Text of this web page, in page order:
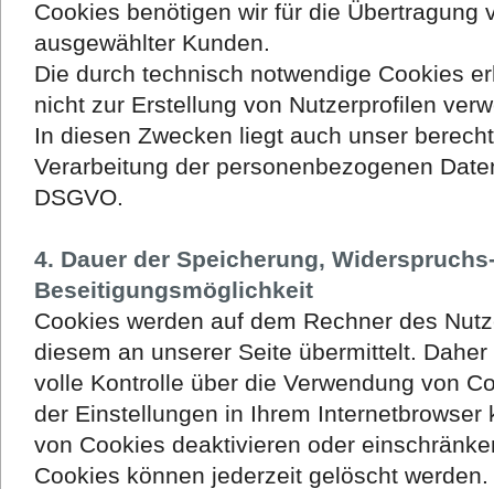
Cookies benötigen wir für die Übertragung
ausgewählter Kunden.
Die durch technisch notwendige Cookies
nicht zur Erstellung von Nutzerprofilen
In diesen Zwecken liegt auch unser
Verarbeitung der personenbezogenen
DSGVO.
4. Dauer der Speicherung,
Beseitigungsmöglichkeit
Cookies werden auf dem Rechner des
diesem an unserer Seite übermittelt.
volle Kontrolle über die Verwendung von
der Einstellungen in Ihrem Internetbrowser
von Cookies deaktivieren oder
Cookies können jederzeit gelöscht